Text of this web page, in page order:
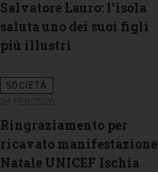
Salvatore Lauro: l’isola
saluta uno dei suoi figli
più illustri
SOCIETÀ
Ringraziamento per
ricavato manifestazione
Natale UNICEF Ischia